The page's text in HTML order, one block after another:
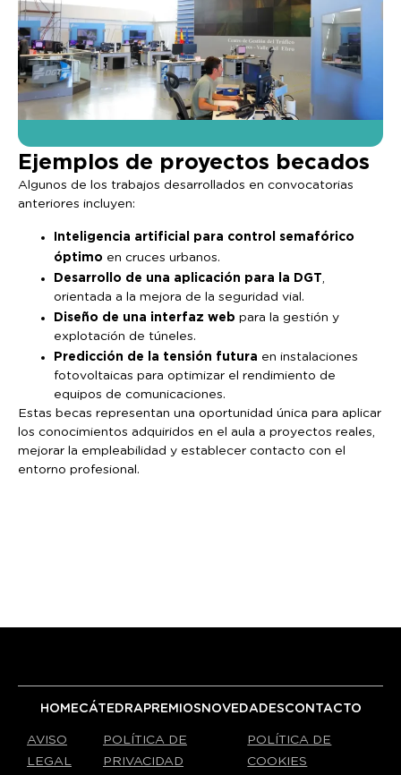
Ejemplos de proyectos becados
Algunos de los trabajos desarrollados en convocatorias
anteriores incluyen:
Inteligencia artificial para control semafórico
óptimo en cruces urbanos.
Desarrollo de una aplicación para la DGT,
orientada a la mejora de la seguridad vial.
Diseño de una interfaz web para la gestión y
explotación de túneles.
Predicción de la tensión futura en instalaciones
fotovoltaicas para optimizar el rendimiento de
equipos de comunicaciones.
Estas becas representan una oportunidad única para aplicar
los conocimientos adquiridos en el aula a proyectos reales,
mejorar la empleabilidad y establecer contacto con el
entorno profesional.
HOMECÁTEDRAPREMIOSNOVEDADESCONTACTO
AVISO
LEGAL
POLÍTICA DE
PRIVACIDAD
POLÍTICA DE
COOKIES